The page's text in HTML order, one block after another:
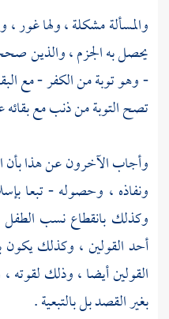
والمسألة مشكلة ، ولها غور ،
يحصل به الجزم ، والذين
- وهو توبة من الكفر - مع
تصح التوبة من ذنب مع بقائه
وأجاب الآخرون عن هذا بأن
ونفاذه ، وحصوله - تبعا
وكذلك بانقطاع نسب الطفل
أحد القولين ، وكذلك يكون
القولين أيضا ، وذلك
بغير القصد بل بالتبعية .